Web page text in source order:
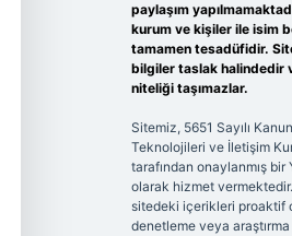
paylaşım
kurum ve kişiler ile isim
tamamen tesadüfidir.
bilgiler taslak halindedir
niteliği taşımazlar.
Sitemiz, 5651 Sayılı
Teknolojileri ve İletişim
tarafından onaylanmış bir
olarak hizmet
sitedeki içerikleri proaktif
denetleme veya araştırma